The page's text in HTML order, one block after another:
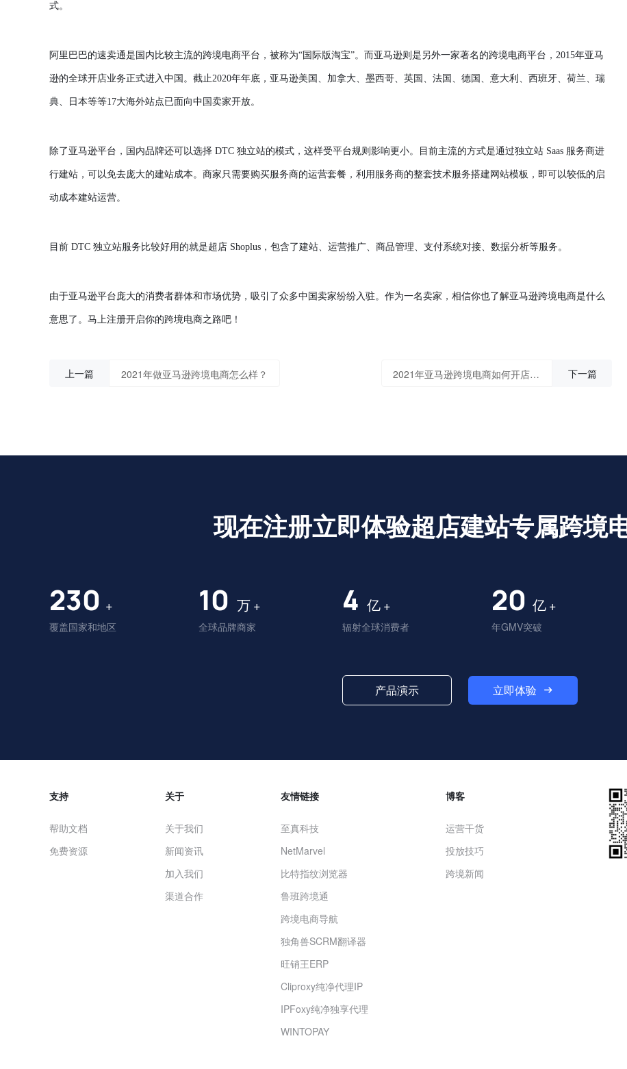
式。
阿里巴巴的速卖通是国内比较主流的跨境电商平台，被称为“国际版淘宝”。而亚马逊则是另外一家著名的跨境电商平台，2015年亚马
逊的全球开店业务正式进入中国。截止2020年年底，亚马逊美国、加拿大、墨西哥、英国、法国、德国、意大利、西班牙、荷兰、瑞
典、日本等等17大海外站点已面向中国卖家开放。
除了亚马逊平台，国内品牌还可以选择 DTC 独立站的模式，这样受平台规则影响更小。 目前主流的方式是通过独立站 Saas 服务商进
行建站，可以免去庞大的建站成本。商家只需要购买服务商的运营套餐，利用服务商的整套技术服务搭建网站模板，即可以较低的启
动成本建站运营。
目前 DTC 独立站服务比较好用的就是超店 Shoplus，包含了建站、运营推广、商品管理、支付系统对接、数据分析等服务。
由于亚马逊平台庞大的消费者群体和市场优势，吸引了众多中国卖家纷纷入驻。作为一名卖家，相信你也了解亚马逊跨境电商是什么
意思了。马上注册开启你的跨境电商之路吧！
上一篇 2021年做亚马逊跨境电商怎么样？ 2021年亚马逊跨境电商如何开店？小白如何从0到1做亚马逊跨境电商呢？ 下一篇
现在注册立即体验超店建站专属跨境
230 +
覆盖国家和地区
10 万 +
全球品牌商家
4 亿+
辐射全球消费者
20 亿 +
年GMV突破
产品演示 立即体验
支持
帮助文档
免费资源
关于
关于我们
新闻资讯
加入我们
渠道合作
友情链接
至真科技
NetMarvel
比特指纹浏览器
鲁班跨境通
跨境电商导航
独角兽SCRM翻译器
旺销王ERP
Cliproxy纯净代理IP
IPFoxy纯净独享代理
WINTOPAY
博客
运营干货
投放技巧
跨境新闻